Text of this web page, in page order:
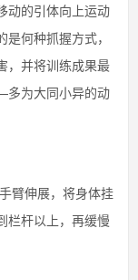
动的引体向上运动
何种抓握方式，
，并将训练成果最
为大同小异的动
臂伸展，将身体挂
栏杆以上，再缓慢